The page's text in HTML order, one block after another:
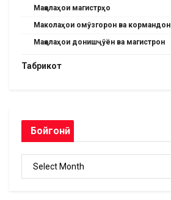
Мақолаҳои магистрҳо
Маколаҳои омӯзгорон ва кормандон
Мақолаҳои донишҷӯён ва магистрон
Табрикот
Бойгонӣ
Бойгонӣ